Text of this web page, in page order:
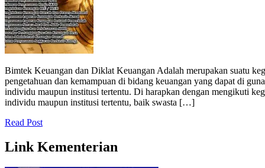
Bimtek Keuangan dan Diklat Keuangan Adalah merupakan suatu
pengetahuan dan kemampuan di bidang keuangan yang dapat di
individu maupun institusi tertentu. Di harapkan dengan mengikuti
individu maupun institusi tertentu, baik swasta […]
Read Post
Link Kementerian